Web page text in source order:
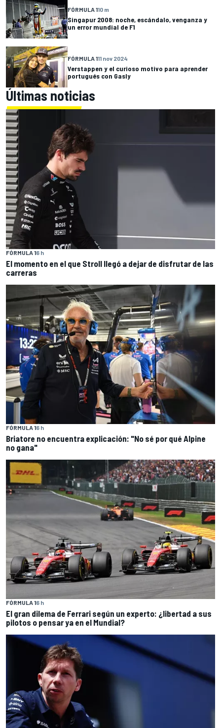
FÓRMULA 110 m
Singapur 2008: noche, escándalo, venganza y
un error mundial de F1
FÓRMULA 111 nov 2024
Verstappen y el curioso motivo para aprender
portugués con Gasly
Últimas noticias
FÓRMULA 16 h
El momento en el que Stroll llegó a dejar de disfrutar de las
carreras
FÓRMULA 16 h
Briatore no encuentra explicación: "No sé por qué Alpine
no gana"
FÓRMULA 16 h
El gran dilema de Ferrari según un experto: ¿libertad a sus
pilotos o pensar ya en el Mundial?